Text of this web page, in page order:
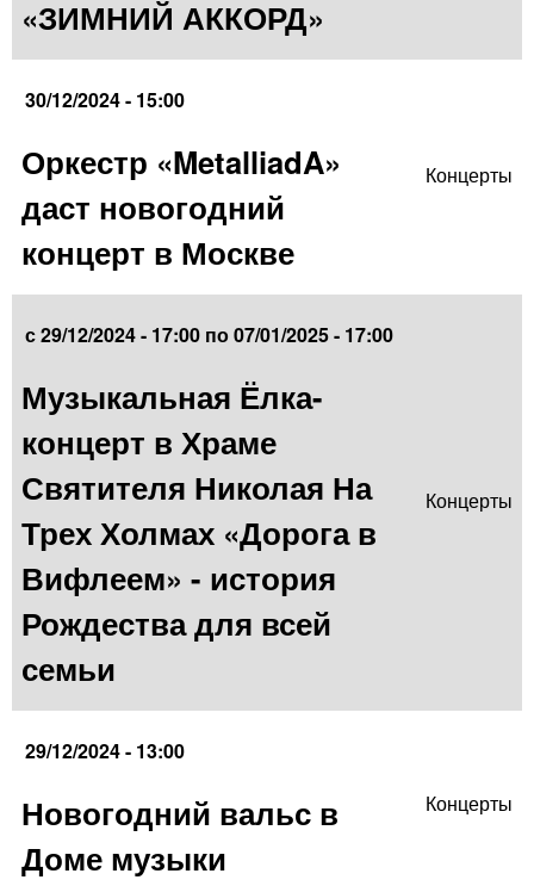
«ЗИМНИЙ АККОРД»
30/12/2024 - 15:00
Оркестр «MetalliadA»
даст новогодний
концерт в Москве
Концерты
с29/12/2024 - 17:00 по07/01/2025 - 17:00
Музыкальная Ёлка-
концерт в Храме
Святителя Николая На
Трех Холмах «Дорога в
Вифлеем» - история
Рождества для всей
семьи
Концерты
29/12/2024 - 13:00
Новогодний вальс в
Доме музыки
Концерты